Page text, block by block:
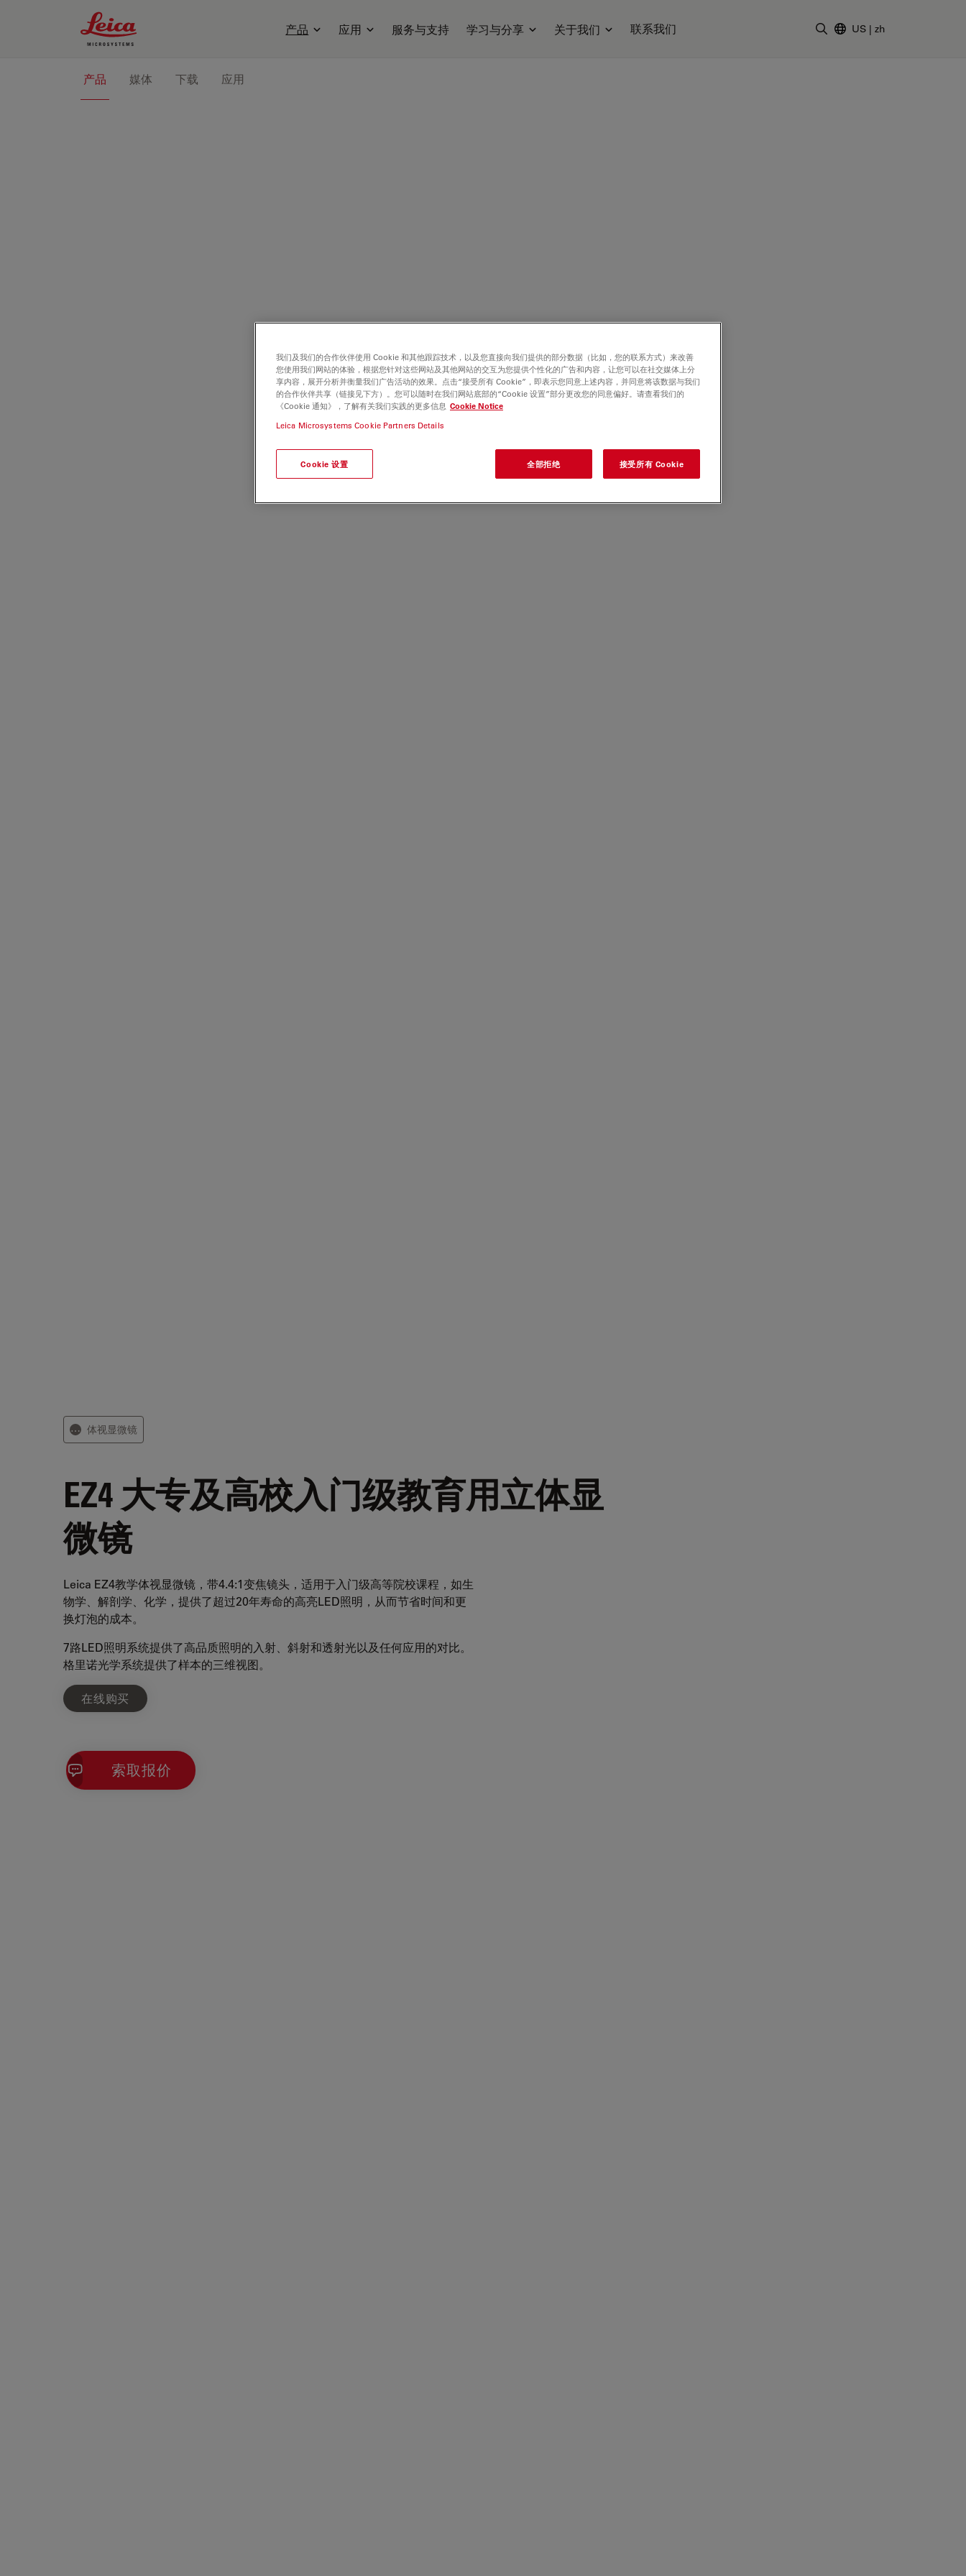
Leica Microsystems Logo
产品 应用 服务与支持 学习与分享 关于我们 联系我们 US | zh
产品 媒体 下载 应用
⋯ 体视显微镜
EZ4 大专及高校入门级教育用立体显
微镜
Leica EZ4教学体视显微镜，带4.4:1变焦镜头，适用于入门级高等院校课程，如生
物学、解剖学、化学，提供了超过20年寿命的高亮LED照明，从而节省时间和更
换灯泡的成本。
7路LED照明系统提供了高品质照明的入射、斜射和透射光以及任何应用的对比。
格里诺光学系统提供了样本的三维视图。
在线购买
索取报价
我们及我们的合作伙伴使用 Cookie 和其他跟踪技术，以及您直接向我们提供的部分数据（比如，您的联系方式）来改善
您使用我们网站的体验，根据您针对这些网站及其他网站的交互为您提供个性化的广告和内容，让您可以在社交媒体上分
享内容，展开分析并衡量我们广告活动的效果。点击“接受所有 Cookie”，即表示您同意上述内容，并同意将该数据与我们
的合作伙伴共享（链接见下方）。您可以随时在我们网站底部的“Cookie 设置”部分更改您的同意偏好。请查看我们的
《Cookie 通知》，了解有关我们实践的更多信息 Cookie Notice
Leica Microsystems Cookie Partners Details
Cookie 设置 全部拒绝 接受所有 Cookie